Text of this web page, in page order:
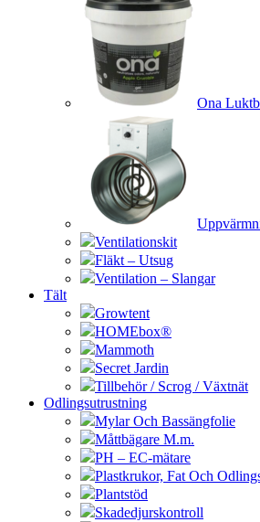
Ona
Ventilationskit
Fläkt – Utsug
Ventilation – Slangar
Tält
Growtent
HOMEbox®
Mammoth
Secret Jardin
Tillbehör / Scrog / Växtnät
Odlingsutrustning
Mylar Och Bassängfolie
Måttbägare M.m.
PH – EC-mätare
Plastkrukor, Fat Och
Plantstöd
Skadedjurskontroll